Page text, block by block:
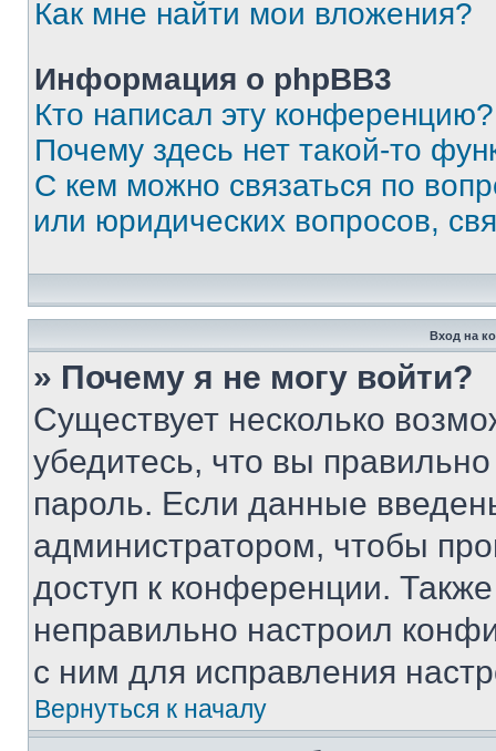
Как мне найти мои вложения?
Информация о phpBB3
Кто написал эту конференцию?
Почему здесь нет такой-то
С кем можно связаться по
или юридических вопросов,
Вход на
» Почему я не могу войти?
Существует несколько
убедитесь, что вы
пароль. Если данные
администратором, чтобы
доступ к конференции.
неправильно настроил
с ним для исправления
Вернуться к началу